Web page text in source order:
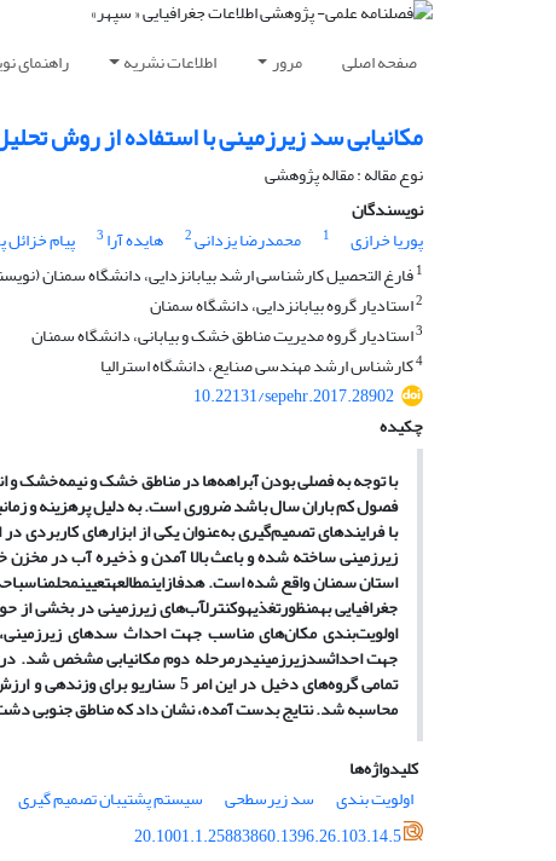
صفحه اصلی مرور اطلاعات نشریه راهنمای
مکانیابی سد زیرزمینی با استفاده از روش
نوع مقاله : مقاله پژوهشی
نویسندگان
پوریا خرازی
1 محمدرضا یزدانی2 هایده آرا 3 پیام خزائل
1فارغ التحصیل کارشناسی ارشد بیابانزدایی، دانشگاه سمنان
2استادیار گروه بیابانزدایی، دانشگاه سمنان
3استادیار گروه مدیریت مناطق خشک و بیابانی، دانشگاه سمنان
4کارشناس ارشد مهندسی صنایع، دانشگاه استرالیا
10.22131/sepehr.2017.28902
چکیده
با توجه به فصلی بودن آبراههها در مناطق خشک و نیمهخشک و
فصول کم باران سال باشد ضروری است. به دلیل پرهزینه و
با فرایندهای تصمیمگیری بهعنوان یکی از ابزارهای کاربردی
زیرزمینی ساخته شده و باعث بالا آمدن و ذخیره آب در مخزن
استان سمنان واقع شده است. هدفازاینمطالعهتعیینمحلمناسب
جغرافیایی بهمنظورتغذیهوکنترلآبهای زیرزمینی در بخشی از
اولویتبندی مکانهای مناسب جهت احداث سدهای زیرزمینی،
جهت احداثسدزیرزمینیدرمرحله دوم مکانیابیمشخص شد.
تمامی گروههای دخیل در این امر 5 سناریو برای وزندهی و ارزش
محاسبه شد. نتایج بدست آمده، نشان داد که مناطق جنوبی
کلیدواژه‌ها
اولویت بندی
سد زیرسطحی سیستم پشتیبان تصمیم گیری
20.1001.1.25883860.1396.26.103.14.5